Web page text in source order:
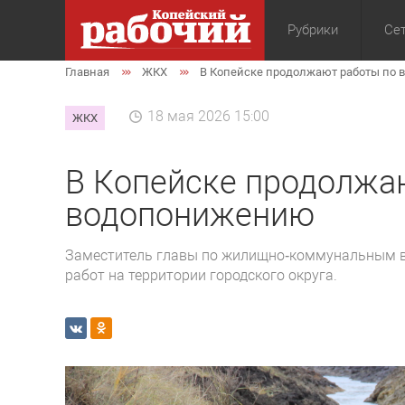
Рубрики
Общество
Главная ЖКХ В Копейске продолжают работы по
ЖКХ 18 мая 2026 15:00
В Копейске
водопонижению
Заместитель главы по жилищно‑коммунальным
работ на территории городского округа.